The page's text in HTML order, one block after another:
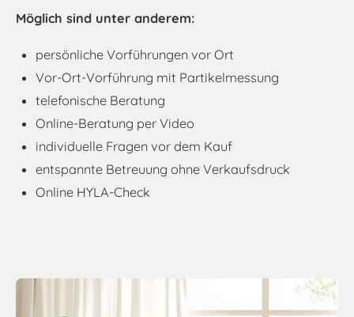
Möglich sind unter anderem:
persönliche Vorführungen vor Ort
Vor-Ort-Vorführung mit Partikelmessung
telefonische Beratung
Online-Beratung per Video
individuelle Fragen vor dem Kauf
entspannte Betreuung ohne Verkaufsdruck
Online HYLA-Check